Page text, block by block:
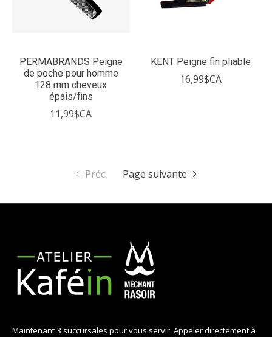
PERMABRANDS Peigne
de poche pour homme
128 mm cheveux
épais/fins
11,99$CA
KENT Peigne fin pliable
16,99$CA
Préc. Page suivante
Maintenant 3 succursales pour vous servir. Appeler directement à